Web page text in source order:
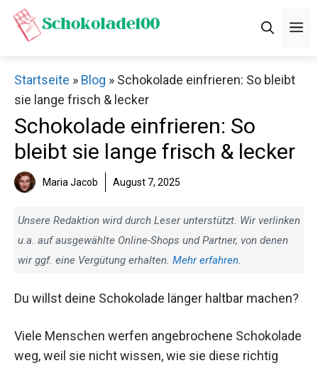
Zum
Inhalt
Startseite » Blog » Schokolade einfrieren: So bleibt
sie lange frisch & lecker
Schokolade einfrieren: So
bleibt sie lange frisch & lecker
Maria Jacob August 7, 2025
Unsere Redaktion wird durch Leser unterstützt. Wir verlinken
u.a. auf ausgewählte Online-Shops und Partner, von denen
wir ggf. eine Vergütung erhalten. Mehr erfahren.
Du willst deine Schokolade länger haltbar machen?
Viele Menschen werfen angebrochene Schokolade
weg, weil sie nicht wissen, wie sie diese richtig